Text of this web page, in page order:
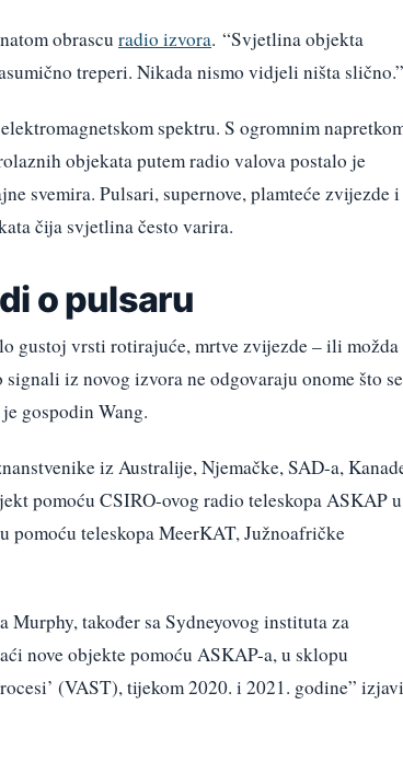
obrascu radio izvora. “Svjetlina objekta
treperi. Nikada nismo vidjeli ništa slično.”
spektru. S ogromnim
objekata putem radio valova postalo je
svemira. Pulsari, supernove, plamteće zvijezde i
čija svjetlina često varira.
o pulsaru
gustoj vrsti rotirajuće, mrtve zvijezde – ili možda
iz novog izvora ne odgovaraju onome što se
gospodin Wang.
iz Australije, Njemačke, SAD-a,
pomoću CSIRO-ovog radio teleskopa ASKAP u
pomoću teleskopa MeerKAT, Južnoafričke
Murphy, također sa Sydneyovog instituta za
nove objekte pomoću ASKAP-a, u sklopu
(VAST), tijekom 2020. i 2021. godine”